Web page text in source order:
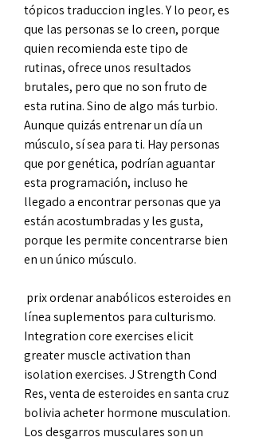
tópicos traduccion ingles. Y lo peor, es
que las personas se lo creen, porque
quien recomienda este tipo de
rutinas, ofrece unos resultados
brutales, pero que no son fruto de
esta rutina. Sino de algo más turbio.
Aunque quizás entrenar un día un
músculo, sí sea para ti. Hay personas
que por genética, podrían aguantar
esta programación, incluso he
llegado a encontrar personas que ya
están acostumbradas y les gusta,
porque les permite concentrarse bien
en un único músculo.
línea suplementos para culturismo.
Integration core exercises elicit
greater muscle activation than
isolation exercises. J Strength Cond
Res, venta de esteroides en santa cruz
bolivia acheter hormone musculation.
Los desgarros musculares son un